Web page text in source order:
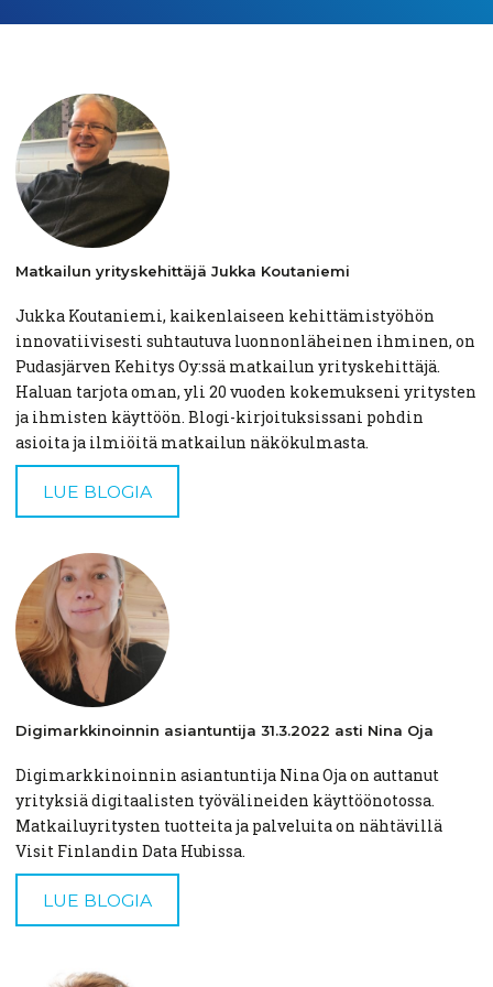
Matkailun yrityskehittäjä Jukka Koutaniemi
Jukka Koutaniemi, kaikenlaiseen kehittämistyöhön
innovatiivisesti suhtautuva luonnonläheinen ihminen, on
Pudasjärven Kehitys Oy:ssä matkailun yrityskehittäjä.
Haluan tarjota oman, yli 20 vuoden kokemukseni yritysten
ja ihmisten käyttöön. Blogi-kirjoituksissani pohdin
asioita ja ilmiöitä matkailun näkökulmasta.
LUE BLOGIA
Digimarkkinoinnin asiantuntija 31.3.2022 asti Nina Oja
Digimarkkinoinnin asiantuntija Nina Oja on auttanut
yrityksiä digitaalisten työvälineiden käyttöönotossa.
Matkailuyritysten tuotteita ja palveluita on nähtävillä
Visit Finlandin Data Hubissa.
LUE BLOGIA